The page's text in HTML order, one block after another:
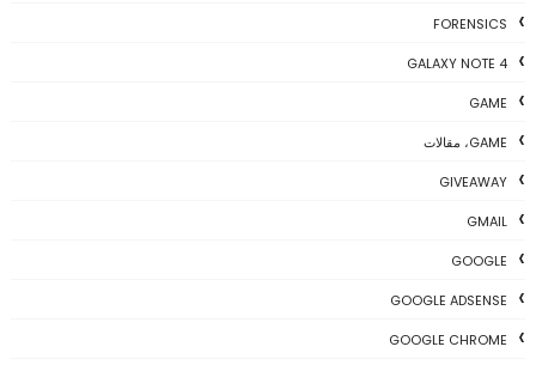
FORENSICS
GALAXY NOTE 4
GAME
GAME، مقالات
GIVEAWAY
GMAIL
GOOGLE
GOOGLE ADSENSE
GOOGLE CHROME